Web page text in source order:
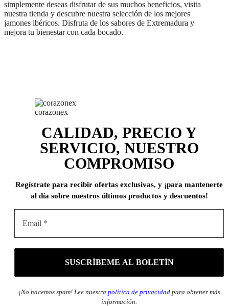
simplemente deseas disfrutar de sus muchos beneficios, visita
nuestra tienda y descubre nuestra selección de los mejores
jamones ibéricos. Disfruta de los sabores de Extremadura y
mejora tu bienestar con cada bocado.
corazonex
CALIDAD, PRECIO Y
SERVICIO, NUESTRO
COMPROMISO
Regístrate para recibir ofertas exclusivas, y ¡para mantenerte
al día sobre nuestros últimos productos y descuentos!
¡No hacemos spam! Lee nuestra política de privacidadpara obtener más
información.